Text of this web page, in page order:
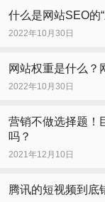
什么是网站SEO的
2022年10月30日
网站权重是什么？
2022年10月30日
营销不做选择题！
吗？
2021年12月10日
腾讯的短视频到底